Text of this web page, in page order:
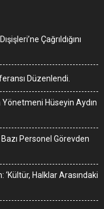
Çağrıldığını
Düzenlendi.
Hüseyin Aydın
Personel Görevden
‘Kültür, Halklar Arasındaki